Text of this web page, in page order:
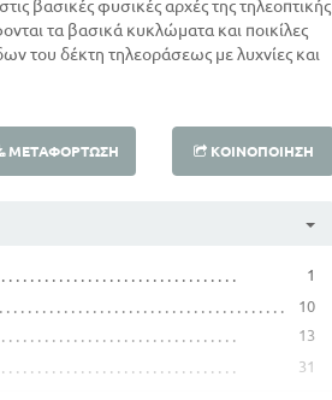
βασικές φυσικές αρχές της τηλεοπτικής
τα βασικά κυκλώματα και ποικίλες
του δέκτη τηλεοράσεως με λυχνίες και
ΜΕΤΑΦΌΡΤΩΣΗ ΚΟΙΝΟΠΟΊΗΣΗ
1
10
13
31